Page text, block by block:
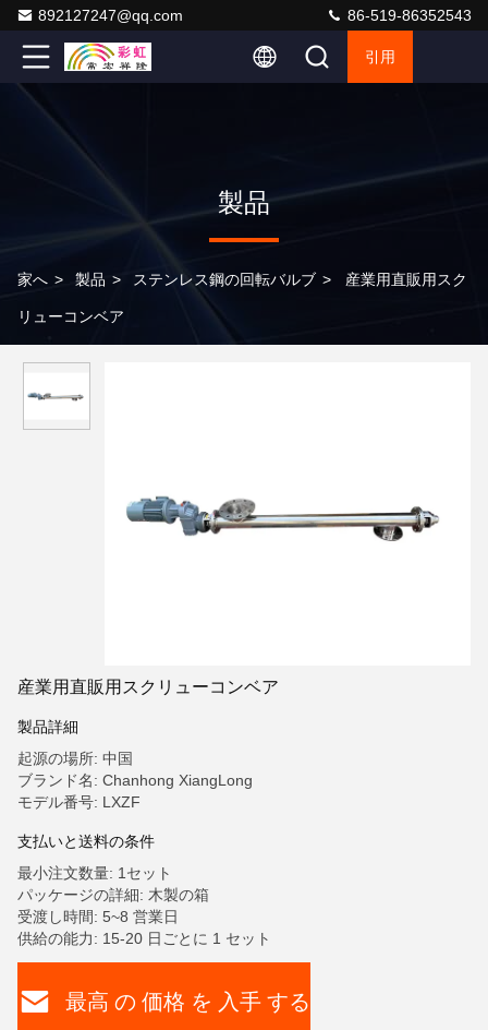
892127247@qq.com 86-519-86352543
引用
製品
家へ > 製品 > ステンレス鋼の回転バルブ > 産業用直販用スク
リューコンベア
産業用直販用スクリューコンベア
製品詳細
起源の場所: 中国
ブランド名: Chanhong XiangLong
モデル番号: LXZF
支払いと送料の条件
最小注文数量: 1セット
パッケージの詳細: 木製の箱
受渡し時間: 5~8 営業日
供給の能力: 15-20 日ごとに 1 セット
最高 の 価格 を 入手 する